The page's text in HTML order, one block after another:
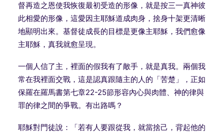
督再造之恩使我恢復最初受造的形像，就是按三一真神彼
此相愛的形像，這愛因主耶穌道成肉身，捨身十架更清晰
地顯明出來。基督徒成長的目標是更像主耶穌，我們愈像
主耶穌，真我就愈呈現。
一個人信了主，裡面的假我有了敵手，就是真我。兩個我
常在我裡面交戰，這是認真跟隨主的人的「苦楚」，正如
保羅在羅馬書第七章22-25節形容內心與肉體、神的律與
罪的律之間的爭戰。有出路嗎？
耶穌對門徒說：「若有人要跟從我，就當捨己，背起他的